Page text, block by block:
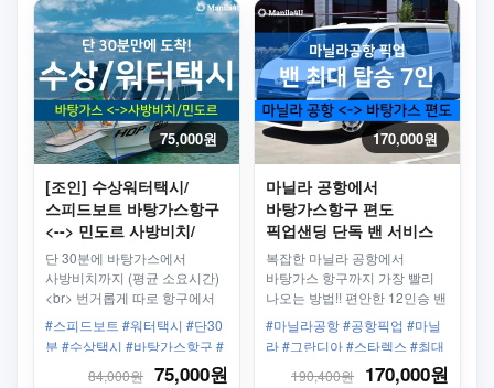
75,000원
[조인] 수상워터택시/
스피드보트 바탕가스항구
<--> 민도르 사방비치/
푸에르토갈레라
단 30분에 바탕가스에서
사방비치까지 (평균 소요시간)
<br> 번거롭게 따로 항구에서
사방비치까지 갈 필요
없습니다. 사방비치 항구 앞에
바로 하차!
#스피드보트 #워터택시 #단30
분 #수상택시 #바탕가스항구 #
버베라베항구 #사방비치가는법
84,000원 75,000원
170,000원
마닐라 공항에서
바탕가스항구 편도
픽업샌딩 단독 밴 서비스
(최대 7인) + 기사
복잡한 마닐라 공항에서
바탕가스 항구까지 가장 빨리
나오는 방법!! 편안한 12인승 밴
차량으로 공항에서 호텔까지
안전하게 도착하세요!
#마닐라공항 #공항픽업 #마닐
라 #그란디아 #스타렉스 #최대
190,400원 170,000원